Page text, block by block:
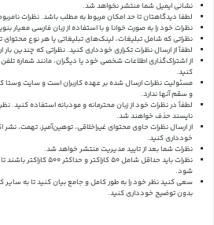
نشانی ایمیل شما منتشر نخواهد شد.
لطفا دیدگاهتان تا حد امکان مربوط به مطلب باشد. نظرات
نظرات خود را به صورت خوانا و با استفاده از زبان فارسی معیار
نظراتی که شامل تبلیغات، لینک‌های تبلیغاتی یا هر نوع
لطفاً از ارسال نظرات تکراری خودداری کنید. نظراتی که چندین
از اشتراک‌گذاری اطلاعات شخصی خود یا دیگران، مانند شماره
کنید.
مسئولیت نظرات ارسال شده بر عهده کاربران است و سایت
و سقم آنها ندارد.
لطفاً در نظرات خود از زبان محترمانه و مودبانه استفاده کنید.
ناپسند حذف خواهند شد.
از ارسال نظرات حاوی محتوای غیراخلاقی، توهین‌آمیز، تهمت،
خودداری کنید.
نظرات شما بعد از تایید مدیریت منتشر خواهد شد.
نظرات باید حداقل شامل 50
شود.
سعی کنید نظر خود را به طور کامل و جامع بیان کنید تا به سایر
بدون توضیح خودداری کنید.